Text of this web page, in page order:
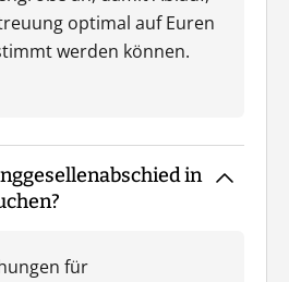
optimal auf Euren
werden können.
in
für